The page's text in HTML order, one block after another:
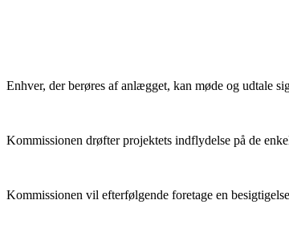
Enhver, der berøres af anlægget, kan møde og udtale
Kommissionen drøfter projektets indflydelse på de
Kommissionen vil efterfølgende foretage en